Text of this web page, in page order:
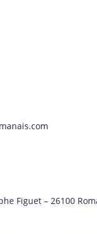
Figuet – 26100